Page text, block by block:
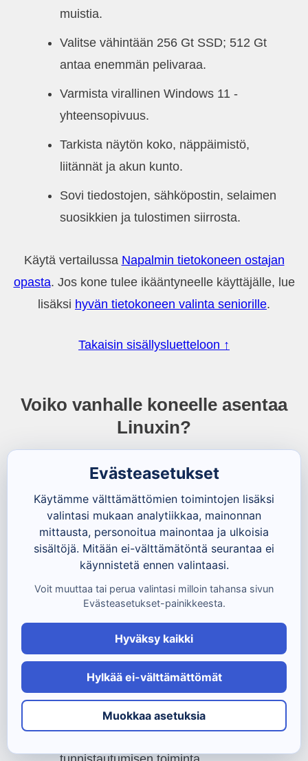
muistia.
Valitse vähintään 256 Gt SSD; 512 Gt
antaa enemmän pelivaraa.
Varmista virallinen Windows 11 -
yhteensopivuus.
Tarkista näytön koko, näppäimistö,
liitännät ja akun kunto.
Sovi tiedostojen, sähköpostin, selaimen
suosikkien ja tulostimen siirrosta.
Käytä vertailussa Napalmin tietokoneen ostajan
opasta. Jos kone tulee ikääntyneelle käyttäjälle, lue
lisäksi hyvän tietokoneen valinta seniorille.
Takaisin sisällysluetteloon ↑
Voiko vanhalle koneelle asentaa
Linuxin?
verkkoselaimeen, sähköpostiin, videoihin ja
LibreOfficeen. Se ei kuitenkaan ole automaattisesti
ongelmaton ratkaisu jokaiselle.
Testaa ensin käynnistettävältä USB-
muistilta, toimivatko verkko, ääni, kamera
Tarkista, löytyvätkö välttämättömät
Windows-ohjelmat tai niille sopivat
vaihtoehdot.
Evästeasetukset
Käytämme välttämättömien toimintojen lisäksi
valintasi mukaan analytiikkaa, mainonnan
mittausta, personoitua mainontaa ja ulkoisia
sisältöjä. Mitään ei-välttämätöntä seurantaa ei
käynnistetä ennen valintaasi.
Voit muuttaa tai perua valintasi milloin tahansa sivun
Evästeasetukset-painikkeesta.
Hyväksy kaikki
Hylkää ei-välttämättömät
Muokkaa asetuksia